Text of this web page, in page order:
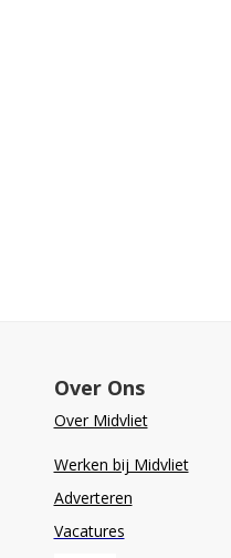
Over Ons
Over Midvliet
Werken bij Midvliet
Adverteren
Vacatures